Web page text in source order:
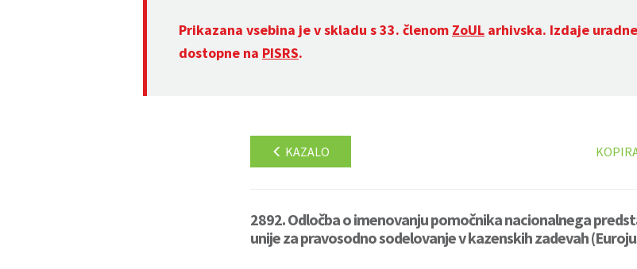
Prikazana vsebina je v skladu s 33. členom ZoUL arhivska. Izdaje
dostopne na PISRS.
KAZALO
2892. Odločba o imenovanju pomočnika nacionalnega
unije za pravosodno sodelovanje v kazenskih zadevah